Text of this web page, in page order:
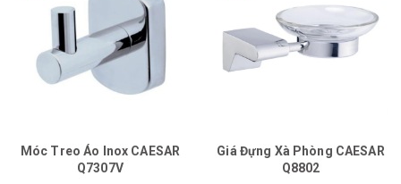
Móc Treo Áo Inox CAESAR
Q7307V
Giá Đựng Xà Phòng CAESAR
Q8802